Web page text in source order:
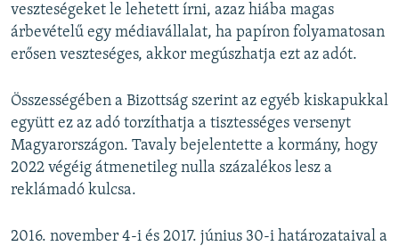
veszteségeket le lehetett írni, azaz hiába magas
árbevételű egy médiavállalat, ha papíron folyamatosan
erősen veszteséges, akkor megúszhatja ezt az adót.
Összességében a Bizottság szerint az egyéb kiskapukkal
együtt ez az adó torzíthatja a tisztességes versenyt
Magyarországon. Tavaly bejelentette a kormány, hogy
2022 végéig átmenetileg nulla százalékos lesz a
reklámadó kulcsa.
2016. november 4-i és 2017. június 30-i határozataival a